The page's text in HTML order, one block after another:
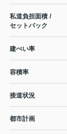
私道負担面積 /
セットバック
建ぺい率
容積率
接道状況
都市計画